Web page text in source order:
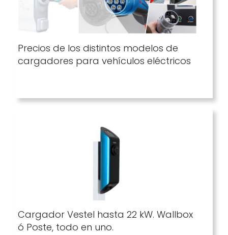
Precios de los distintos modelos de
cargadores para vehículos eléctricos
Cargador Vestel hasta 22 kW. Wallbox
ó Poste, todo en uno.